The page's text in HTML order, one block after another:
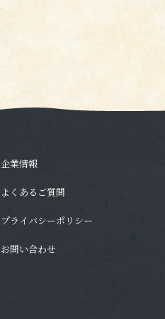
企業情報
よくあるご質問
プライバシーポリシー
お問い合わせ